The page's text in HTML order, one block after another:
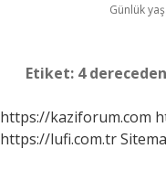
Günlük
Etiket: 4
https://kaziforum.com
https://lufi.com.tr